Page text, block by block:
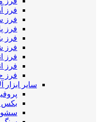
فرز
فرز
فرز
فرز
فرز
فرز
فرز
فرز
سایر ابزار
بکس